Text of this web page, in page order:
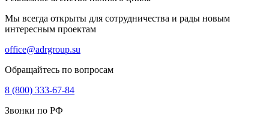
Мы всегда открыты для сотрудничества и рады новым
интересным проектам
office@adrgroup.su
Обращайтесь по вопросам
8 (800) 333-67-84
Звонки по РФ